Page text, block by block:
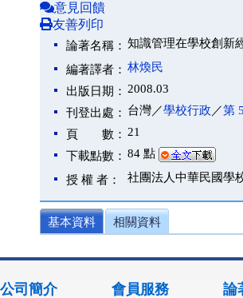
意見回饋
友善列印
論著名稱： 知識管理在學校創新
編著譯者： 林煥民
出版日期： 2008.03
刊登出處： 台灣／學校行政 ／第
頁 數： 21
下載點數： 84 點
授 權 者： 社團法人中華民國學
基本資料 相關資料
公司簡介 會員服務 論